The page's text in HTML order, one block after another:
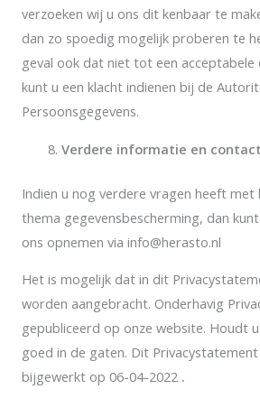
verzoeken wij u ons dit kenbaar te
dan zo spoedig mogelijk proberen te
geval ook dat niet tot een acceptabele
kunt u een klacht indienen bij de
Persoonsgegevens.
Verdere informatie en contact
Indien u nog verdere vragen heeft
thema gegevensbescherming, dan
ons opnemen via info@herasto.nl
Het is mogelijk dat in dit
worden aangebracht. Onderhavig
gepubliceerd op onze website. Houdt
goed in de gaten. Dit
bijgewerkt op 06-04-2022 .